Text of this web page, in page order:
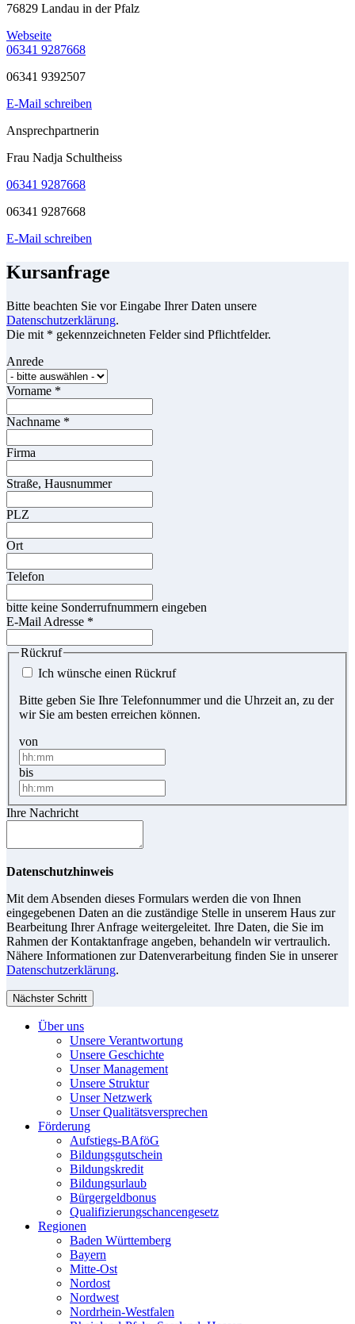
76829 Landau in der Pfalz
Webseite
06341 9287668
06341 9392507
E-Mail schreiben
Ansprechpartnerin
Frau Nadja Schultheiss
06341 9287668
06341 9287668
E-Mail schreiben
Kursanfrage
Bitte beachten Sie vor Eingabe Ihrer Daten unsere
Datenschutzerklärung.
Die mit * gekennzeichneten Felder sind Pflichtfelder.
Anrede
Vorname *
Nachname *
Firma
Straße, Hausnummer
PLZ
Ort
Telefon
bitte keine Sonderrufnummern eingeben
E-Mail Adresse *
Rückruf
Ich wünsche einen Rückruf
Bitte geben Sie Ihre Telefonnummer und die Uhrzeit an, zu der
wir Sie am besten erreichen können.
von
bis
Ihre Nachricht
Datenschutzhinweis
Mit dem Absenden dieses Formulars werden die von Ihnen
eingegebenen Daten an die zuständige Stelle in unserem Haus zur
Bearbeitung Ihrer Anfrage weitergeleitet. Ihre Daten, die Sie im
Rahmen der Kontaktanfrage angeben, behandeln wir vertraulich.
Nähere Informationen zur Datenverarbeitung finden Sie in unserer
Datenschutzerklärung.
Nächster Schritt
Über uns
Unsere Verantwortung
Unsere Geschichte
Unser Management
Unsere Struktur
Unser Netzwerk
Unser Qualitätsversprechen
Förderung
Aufstiegs-BAföG
Bildungsgutschein
Bildungskredit
Bildungsurlaub
Bürgergeldbonus
Qualifizierungschancengesetz
Regionen
Baden Württemberg
Bayern
Mitte-Ost
Nordost
Nordwest
Nordrhein-Westfalen